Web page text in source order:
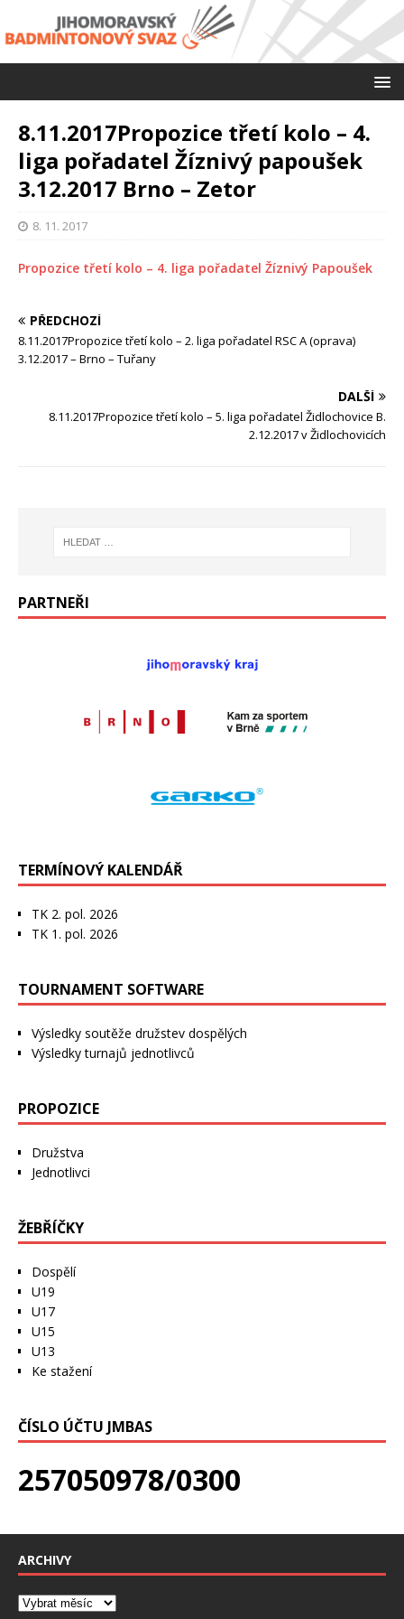
8.11.2017Propozice třetí kolo – 4.
liga pořadatel Žíznivý papoušek
3.12.2017 Brno – Zetor
8. 11. 2017
Propozice třetí kolo – 4. liga pořadatel Žíznivý Papoušek
PŘEDCHOZÍ
8.11.2017Propozice třetí kolo – 2. liga pořadatel RSC A (oprava)
3.12.2017 – Brno – Tuřany
DALŠÍ
8.11.2017Propozice třetí kolo – 5. liga pořadatel Židlochovice B.
2.12.2017 v Židlochovicích
PARTNEŘI
TERMÍNOVÝ KALENDÁŘ
TK 2. pol. 2026
TK 1. pol. 2026
TOURNAMENT SOFTWARE
Výsledky soutěže družstev dospělých
Výsledky turnajů jednotlivců
PROPOZICE
Družstva
Jednotlivci
ŽEBŘÍČKY
Dospělí
U19
U17
U15
U13
Ke stažení
ČÍSLO ÚČTU JMBAS
257050978/0300
ARCHIVY